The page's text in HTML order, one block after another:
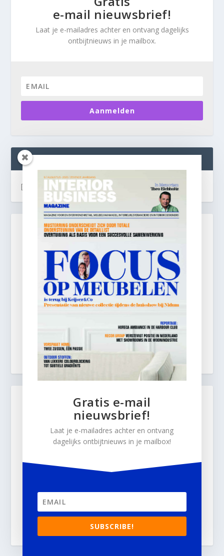
e-mail nieuwsbrief!
Laat je e-mailadres achter en ontvang dagelijks
ontbijtnieuws in je mailbox.
Aanmelden
INTERIOR BUSINESS LIVE:
[instagram-feed]
Gratis e-mail
nieuwsbrief!
Laat je e-mailadres achter en ontvang
dagelijks ontbijtnieuws in je mailbox!
SUBSCRIBE!